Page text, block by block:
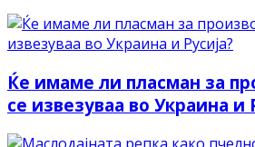
Ќе имаме ли пласман за
се извезуваа во Украина и